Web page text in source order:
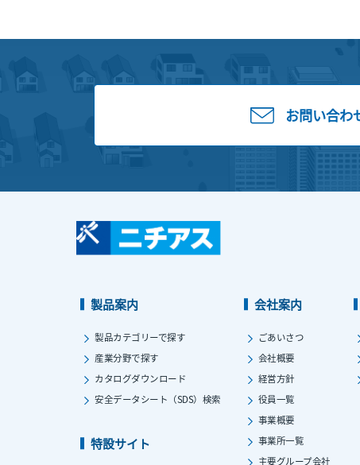
お問い合わ
製品案内
製品カテゴリーで探す
産業分野で探す
カタログダウンロード
安全データシート（SDS）検索
特設サイト
会社案内
ごあいさつ
会社概要
経営方針
役員一覧
事業概要
事業所一覧
主要グループ会社